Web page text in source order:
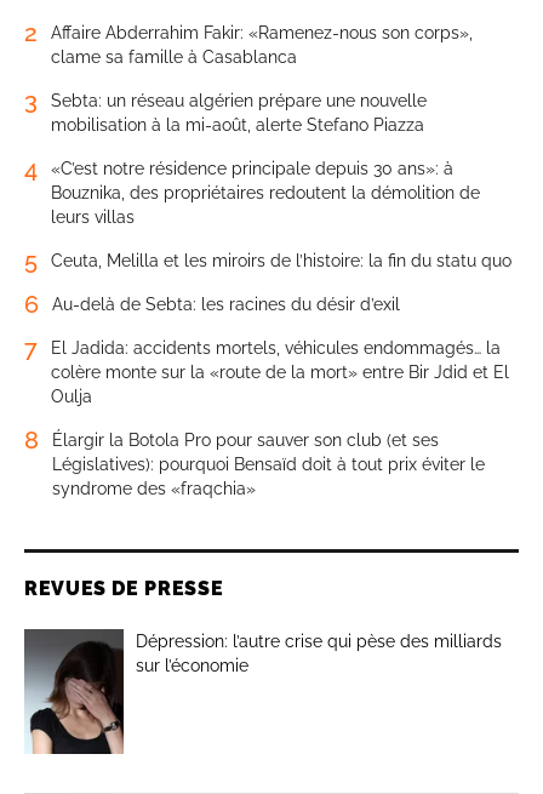
2
Affaire Abderrahim Fakir: «Ramenez-nous son corps»,
clame sa famille à Casablanca
3
Sebta: un réseau algérien prépare une nouvelle
mobilisation à la mi-août, alerte Stefano Piazza
4
«C’est notre résidence principale depuis 30 ans»: à
Bouznika, des propriétaires redoutent la démolition de
leurs villas
5 Ceuta, Melilla et les miroirs de l’histoire: la fin du statu quo
6 Au-delà de Sebta: les racines du désir d’exil
7
El Jadida: accidents mortels, véhicules endommagés… la
colère monte sur la «route de la mort» entre Bir Jdid et El
Oulja
8
Élargir la Botola Pro pour sauver son club (et ses
Législatives): pourquoi Bensaïd doit à tout prix éviter le
syndrome des «fraqchia»
REVUES DE PRESSE
Dépression: l’autre crise qui pèse des milliards
sur l’économie